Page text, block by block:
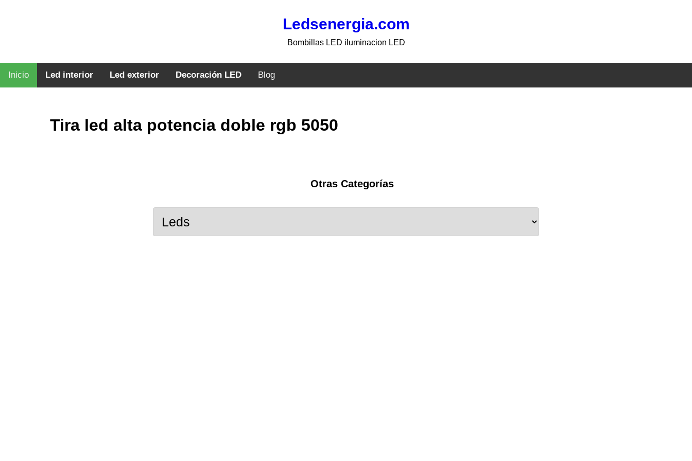
Ledsenergia.com
Bombillas LED iluminacion LED
Inicio Led interior Led exterior Decoración LED Blog
Tira led alta potencia doble rgb 5050
Otras Categorías